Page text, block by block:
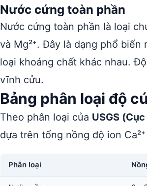
Nước cứng toàn phần
Nước cứng toàn phần là loại
và Mg²⁺. Đây là dạng phổ
loại khoáng chất khác nhau.
vĩnh cửu.
Bảng phân loại độ
Theo phân loại của USGS
dựa trên tổng nồng độ ion
Phân loại